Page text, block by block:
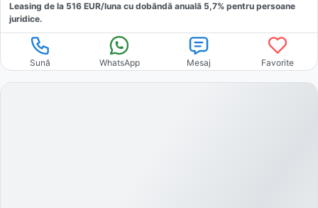
Leasing de la 516 EUR/luna cu dobăndă anuală 5,7% pentru persoane
juridice.
Sună WhatsApp Mesaj Favorite